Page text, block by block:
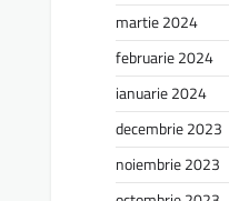
martie 2024
februarie 2024
ianuarie 2024
decembrie 2023
noiembrie 2023